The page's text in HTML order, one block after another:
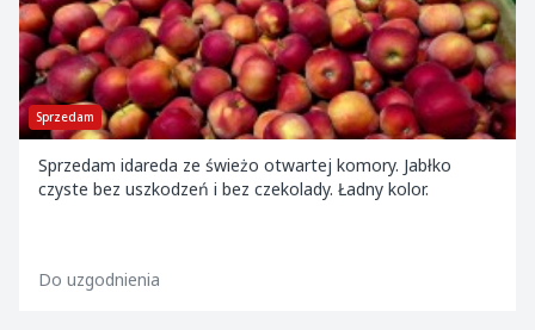
Sprzedam
Sprzedam idareda ze świeżo otwartej komory. Jabłko
czyste bez uszkodzeń i bez czekolady. Ładny kolor.
Do uzgodnienia